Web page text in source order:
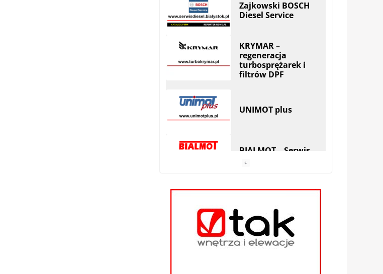
regeneracja
turbosprężarek i
UNIMOT plus
BIALMOT – Serwis
Wielomarkowy
MAREK DUDEK
Hryniewicze